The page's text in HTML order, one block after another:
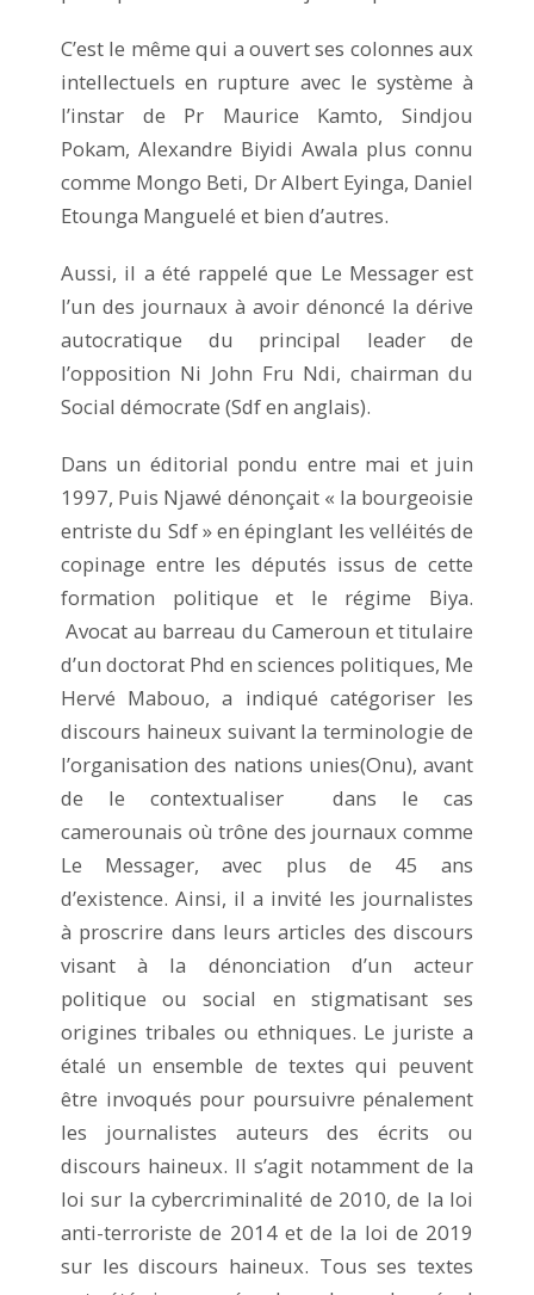
C’est le même qui a ouvert ses colonnes aux
intellectuels en rupture avec le système à
l’instar de Pr Maurice Kamto, Sindjou
Pokam, Alexandre Biyidi Awala plus connu
comme Mongo Beti, Dr Albert Eyinga, Daniel
Etounga Manguelé et bien d’autres.
Aussi, il a été rappelé que Le Messager est
l’un des journaux à avoir dénoncé la dérive
autocratique du principal leader de
l’opposition Ni John Fru Ndi, chairman du
Social démocrate (Sdf en anglais).
Dans un éditorial pondu entre mai et juin
1997, Puis Njawé dénonçait « la bourgeoisie
entriste du Sdf » en épinglant les velléités de
copinage entre les députés issus de cette
formation politique et le régime Biya.
Avocat au barreau du Cameroun et titulaire
d’un doctorat Phd en sciences politiques, Me
Hervé Mabouo, a indiqué catégoriser les
discours haineux suivant la terminologie de
l’organisation des nations unies(Onu), avant
de le contextualiser dans le cas
camerounais où trône des journaux comme
Le Messager, avec plus de 45 ans
d’existence. Ainsi, il a invité les journalistes
à proscrire dans leurs articles des discours
visant à la dénonciation d’un acteur
politique ou social en stigmatisant ses
origines tribales ou ethniques. Le juriste a
étalé un ensemble de textes qui peuvent
être invoqués pour poursuivre pénalement
les journalistes auteurs des écrits ou
discours haineux. Il s’agit notamment de la
loi sur la cybercriminalité de 2010, de la loi
anti-terroriste de 2014 et de la loi de 2019
sur les discours haineux. Tous ses textes